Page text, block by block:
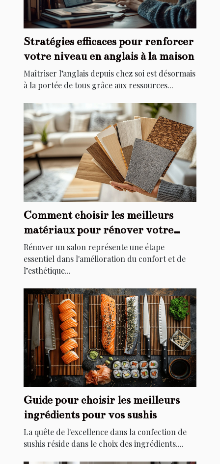
Stratégies efficaces pour renforcer
votre niveau en anglais à la maison
Maîtriser l’anglais depuis chez soi est désormais
à la portée de tous grâce aux ressources...
Comment choisir les meilleurs
matériaux pour rénover votre
salon
Rénover un salon représente une étape
essentiel dans l'amélioration du confort et de
l’esthétique...
Guide pour choisir les meilleurs
ingrédients pour vos sushis
La quête de l'excellence dans la confection de
sushis réside dans le choix des ingrédients....